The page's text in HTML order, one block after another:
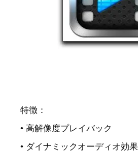
特徴：
• 高解像度プレイバック
• ダイナミックオーディオ効果